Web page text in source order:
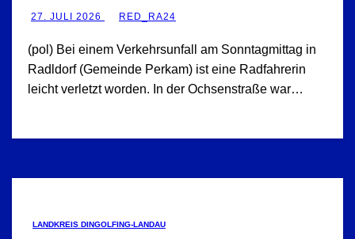
27. JULI 2026 RED_RA24
(pol) Bei einem Verkehrsunfall am Sonntagmittag in
Radldorf (Gemeinde Perkam) ist eine Radfahrerin
leicht verletzt worden. In der Ochsenstraße war…
LANDKREIS DINGOLFING-LANDAU